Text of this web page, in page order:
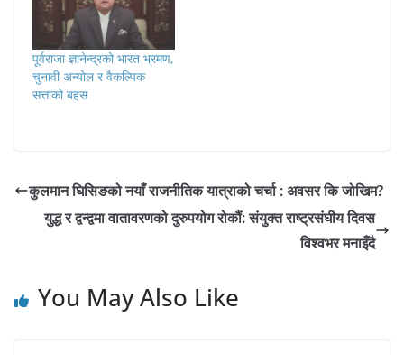
पूर्वराजा ज्ञानेन्द्रको भारत भ्रमण,
चुनावी अन्योल र वैकल्पिक
सत्ताको बहस
कुलमान घिसिङको नयाँ राजनीतिक यात्राको चर्चा : अवसर कि जोखिम?
युद्ध र द्वन्द्वमा वातावरणको दुरुपयोग रोकौं: संयुक्त राष्ट्रसंघीय दिवस
विश्वभर मनाइँदै
You May Also Like